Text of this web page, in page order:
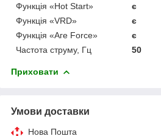
Функцiя «Hot Start»
є
Функцiя «VRD»
є
Функція «Аге Force»
є
Частота струму, Гц
50
Приховати
Умови доставки
Нова Пошта